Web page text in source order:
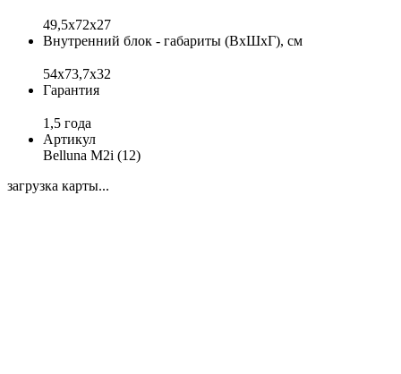
49,5х72х27
Внутренний блок - габариты (ВхШхГ), см
54x73,7x32
Гарантия
1,5 года
Артикул
Belluna M2i (12)
загрузка карты...